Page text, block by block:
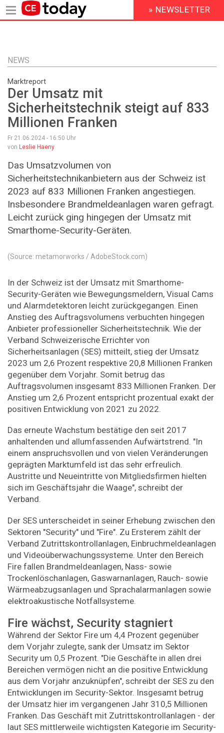
Inhalt
HEADER
MENU
» NEWSLETTER
NEWS
Marktreport
Der Umsatz mit
Sicherheitstechnik steigt auf 833
Millionen Franken
Fr 21.06.2024 - 16:50 Uhr
von Leslie Haeny
Das Umsatzvolumen von
Sicherheitstechnikanbietern aus der Schweiz ist
2023 auf 833 Millionen Franken angestiegen.
Insbesondere Brandmeldeanlagen waren gefragt.
Leicht zurück ging hingegen der Umsatz mit
Smarthome-Security-Geräten.
(Source: metamorworks / AdobeStock.com)
In der Schweiz ist der Umsatz mit Smarthome-
Security-Geräten wie Bewegungsmeldern, Visual Cams
und Alarmdetektoren leicht zurückgegangen. Einen
Anstieg des Auftragsvolumens verbuchten hingegen
Anbieter professioneller Sicherheitstechnik. Wie der
Verband Schweizerische Errichter von
Sicherheitsanlagen (SES) mitteilt, stieg der Umsatz
2023 um 2,6 Prozent respektive 20,8 Millionen Franken
gegenüber dem Vorjahr. Somit betrug das
Auftragsvolumen insgesamt 833 Millionen Franken. Der
Anstieg um 2,6 Prozent entspricht prozentual exakt der
positiven Entwicklung von 2021 zu 2022.
Das erneute Wachstum bestätige den seit 2017
anhaltenden und allumfassenden Aufwärtstrend. "In
einem anspruchsvollen und von vielen Veränderungen
geprägten Marktumfeld ist das sehr erfreulich.
Austritte und Neueintritte von Mitgliedsfirmen hielten
sich im Geschäftsjahr die Waage", schreibt der
Verband.
Der SES unterscheidet in seiner Erhebung zwischen den
Sektoren "Security" und "Fire". Zu Ersterem zählt der
Verband Zutrittskontrollanlagen, Einbruchmeldeanlagen
und Videoüberwachungssysteme. Unter den Bereich
Fire fallen Brandmeldeanlagen, Nass- sowie
Trockenlösch­anlagen, Gaswarnanlagen, Rauch- sowie
Wärmeabzugsanlagen und Sprachalarmanlagen sowie
elektroakustische Notfallsysteme.
Fire wächst, Security stagniert
Während der Sektor Fire um 4,4 Prozent gegenüber
dem Vorjahr zulegte, sank der Umsatz im Sektor
Security um 0,5 Prozent. "Die Geschäfte in allen drei
Bereichen vermögen nicht an die positive Entwicklung
aus dem Vorjahr anzuknüpfen", schreibt der SES zu den
Entwicklungen im Security-Sektor. Insgesamt betrug
der Umsatz hier im vergangenen Jahr 310,5 Millionen
Franken. Das Geschäft mit Zutrittskontrollanlagen - der
laut SES mittlerweile wichtigsten Kategorie im Security-